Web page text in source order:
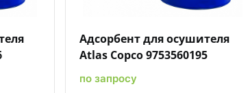
Адсорбент для осушителя
Atlas Copco 9753560195
по запросу